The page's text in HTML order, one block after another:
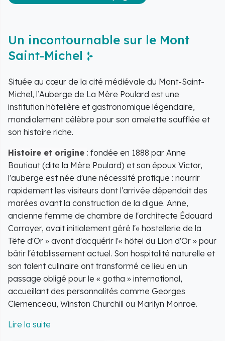
Un incontournable sur le Mont
Saint-Michel
Située au cœur de la cité médiévale du Mont-Saint-
Michel, l’Auberge de La Mère Poulard est une
institution hôtelière et gastronomique légendaire,
mondialement célèbre pour son omelette soufflée et
son histoire riche.
Histoire et origine : fondée en 1888 par Anne
Boutiaut (dite la Mère Poulard) et son époux Victor,
l'auberge est née d'une nécessité pratique : nourrir
rapidement les visiteurs dont l'arrivée dépendait des
marées avant la construction de la digue. Anne,
ancienne femme de chambre de l'architecte Édouard
Corroyer, avait initialement géré l'« hostellerie de la
Tête d'Or » avant d'acquérir l'« hôtel du Lion d'Or » pour
bâtir l'établissement actuel. Son hospitalité naturelle et
son talent culinaire ont transformé ce lieu en un
passage obligé pour le « gotha » international,
accueillant des personnalités comme Georges
Clemenceau, Winston Churchill ou Marilyn Monroe.
Le restaurant et l'hôtel